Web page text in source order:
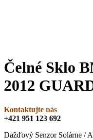
Čelné Sklo
2012
Kontaktujte nás
+421 951 123 692
Dažďový Senzor Solárne /